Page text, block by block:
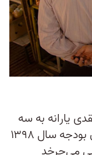
یارانه به سه
دهک بالای درآمدی را بر اساس قانون بودجه سال ۱۳۹۸